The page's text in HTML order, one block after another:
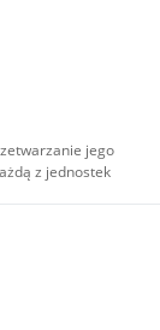
jego
z jednostek